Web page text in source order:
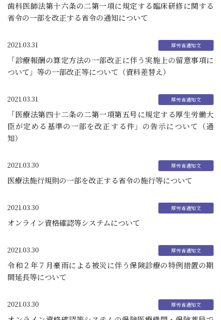
歯科医師法第十六条の二第一項に規定する臨床研修に関する
省令の一部を改正する省令の通知について
2021.03.31
「診療報酬の算定方法の一部改正に伴う実施上の留意事項に
ついて」等の一部改正等について（資料差替え）
2021.03.31
「医療法第四十二条の二第一項第五号に規定する厚生労働大
臣が定める基準の一部を改正する件」の告示について（通
知）
2021.03.30
医療法施行規則の一部を改正する省令の施行等について
2021.03.30
オンライン資格確認等システムについて
2021.03.30
令和２年７月豪雨による被災に伴う保険診療の特例措置の期
間延長等について
2021.03.30